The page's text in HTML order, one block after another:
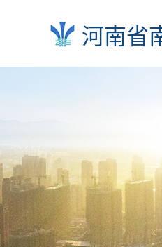
河南省